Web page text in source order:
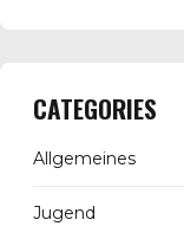
CATEGORIES
Allgemeines
Jugend